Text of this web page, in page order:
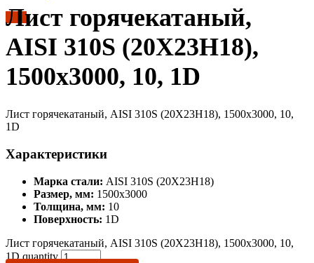
Лист горячекатаный,
AISI 310S (20Х23Н18),
1500х3000, 10, 1D
Лист горячекатаный, AISI 310S (20Х23Н18), 1500х3000, 10,
1D
Характеристики
Марка стали: AISI 310S (20Х23Н18)
Размер, мм: 1500х3000
Толщина, мм: 10
Поверхность: 1D
Лист горячекатаный, AISI 310S (20Х23Н18), 1500х3000, 10,
1D quantity